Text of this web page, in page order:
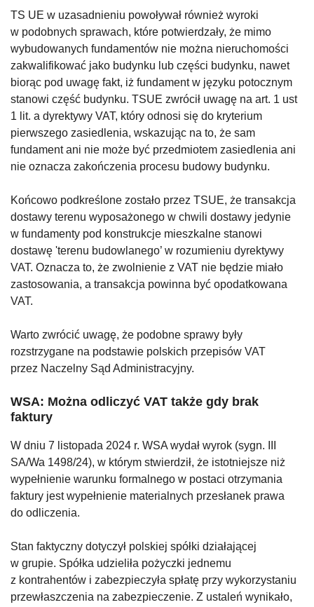
TS UE w uzasadnieniu powoływał również wyroki
w podobnych sprawach, które potwierdzały, że mimo
wybudowanych fundamentów nie można nieruchomości
zakwalifikować jako budynku lub części budynku, nawet
biorąc pod uwagę fakt, iż fundament w języku potocznym
stanowi część budynku. TSUE zwrócił uwagę na art. 1 ust
1 lit. a dyrektywy VAT, który odnosi się do kryterium
pierwszego zasiedlenia, wskazując na to, że sam
fundament ani nie może być przedmiotem zasiedlenia ani
nie oznacza zakończenia procesu budowy budynku.
Końcowo podkreślone zostało przez TSUE, że transakcja
dostawy terenu wyposażonego w chwili dostawy jedynie
w fundamenty pod konstrukcje mieszkalne stanowi
dostawę 'terenu budowlanego’ w rozumieniu dyrektywy
VAT. Oznacza to, że zwolnienie z VAT nie będzie miało
zastosowania, a transakcja powinna być opodatkowana
VAT.
Warto zwrócić uwagę, że podobne sprawy były
rozstrzygane na podstawie polskich przepisów VAT
przez Naczelny Sąd Administracyjny.
WSA: Można odliczyć VAT także gdy brak
faktury
W dniu 7 listopada 2024 r. WSA wydał wyrok (sygn. III
SA/Wa 1498/24), w którym stwierdził, że istotniejsze niż
wypełnienie warunku formalnego w postaci otrzymania
faktury jest wypełnienie materialnych przesłanek prawa
do odliczenia.
Stan faktyczny dotyczył polskiej spółki działającej
w grupie. Spółka udzieliła pożyczki jednemu
z kontrahentów i zabezpieczyła spłatę przy wykorzystaniu
przewłaszczenia na zabezpieczenie. Z ustaleń wynikało,